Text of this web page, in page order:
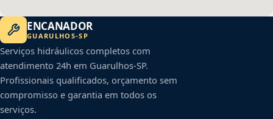
ENCANADOR
GUARULHOS-SP
Serviços hidráulicos completos com
atendimento 24h em Guarulhos-SP.
Profissionais qualificados, orçamento sem
compromisso e garantia em todos os
serviços.